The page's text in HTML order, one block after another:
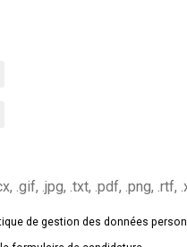
.gif, .jpg, .txt, .pdf, .png, .rtf,
de gestion des données